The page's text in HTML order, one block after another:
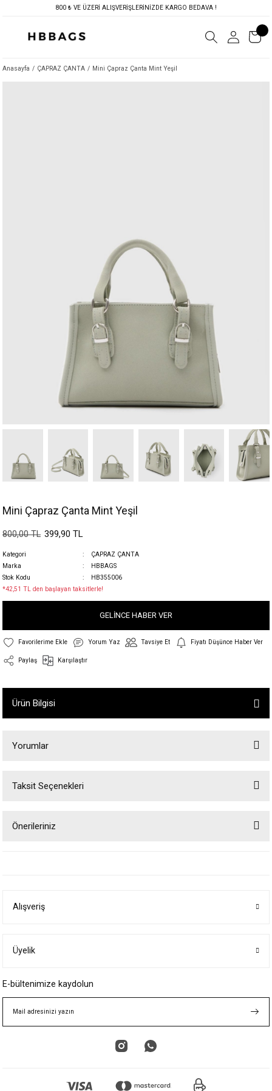
800 ₺ VE ÜZERİ ALIŞVERİŞLERİNİZDE KARGO BEDAVA !
Anasayfa ÇAPRAZ ÇANTA Mini Çapraz Çanta Mint Yeşil
Mini Çapraz Çanta Mint Yeşil
800,00 TL 399,90 TL
Kategori
ÇAPRAZ ÇANTA
Marka
HBBAGS
Stok Kodu
HB355006
*42,51 TL den başlayan taksitlerle!
GELİNCE HABER VER
Yorum Yaz Tavsiye Et Fiyatı Düşünce Haber Ver
Paylaş Karşılaştır
Ürün Bilgisi
Yorumlar
Taksit Seçenekleri
Önerileriniz
Ürün bilgilerinde hatalar bulunuyor.
Bu ürüne benzer farklı alternatifler olmalı.
Alışveriş
Üyelik
E-bültenimize kaydolun